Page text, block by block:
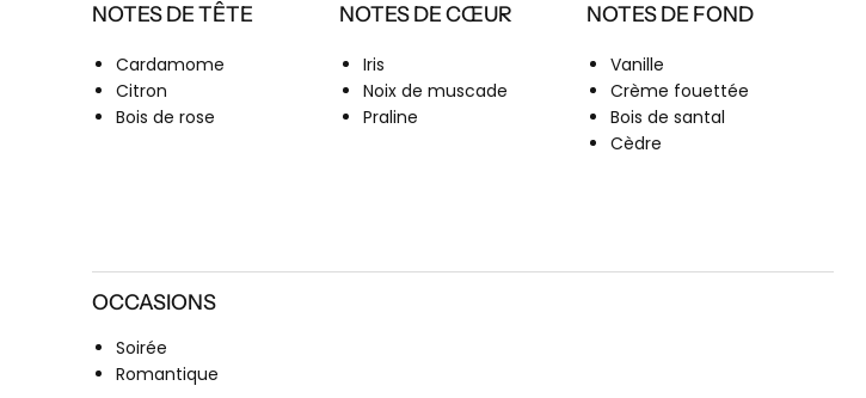
NOTES DE TÊTE
Cardamome
Citron
Bois de rose
NOTES DE CŒUR
Iris
Noix de muscade
Praline
NOTES DE FOND
Vanille
Crème fouettée
Bois de santal
Cèdre
OCCASIONS
Soirée
Romantique